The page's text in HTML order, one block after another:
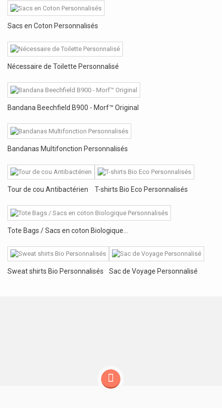
Sacs en Coton Personnalisés
Nécessaire de Toilette Personnalisé
Bandana Beechfield B900 - Morf™ Original
Bandanas Multifonction Personnalisés
Tour de cou Antibactérien T-shirts Bio Eco Personnalisés
Tote Bags / Sacs en coton Biologique...
Sweat shirts Bio Personnalisés Sac de Voyage Personnalisé